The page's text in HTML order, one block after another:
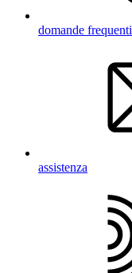
domande frequenti
assistenza